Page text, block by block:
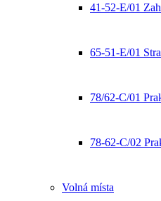
41-52-E/01
65-51-E/01
78/62-C/01
78-62-C/02
Volná místa